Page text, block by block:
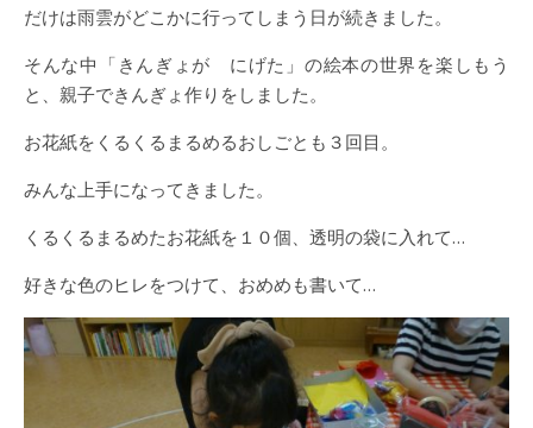
だけは雨雲がどこかに行ってしまう日が続きました。
そんな中「きんぎょが にげた」の絵本の世界を楽しもう
と、親子できんぎょ作りをしました。
お花紙をくるくるまるめるおしごとも３回目。
みんな上手になってきました。
くるくるまるめたお花紙を１０個、透明の袋に入れて…
好きな色のヒレをつけて、おめめも書いて…